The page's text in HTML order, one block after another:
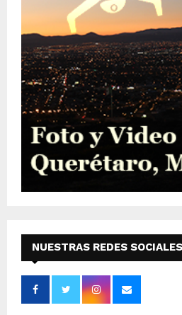
NUESTRAS REDES SOCIALES